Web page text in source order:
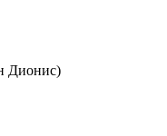
Дионис)